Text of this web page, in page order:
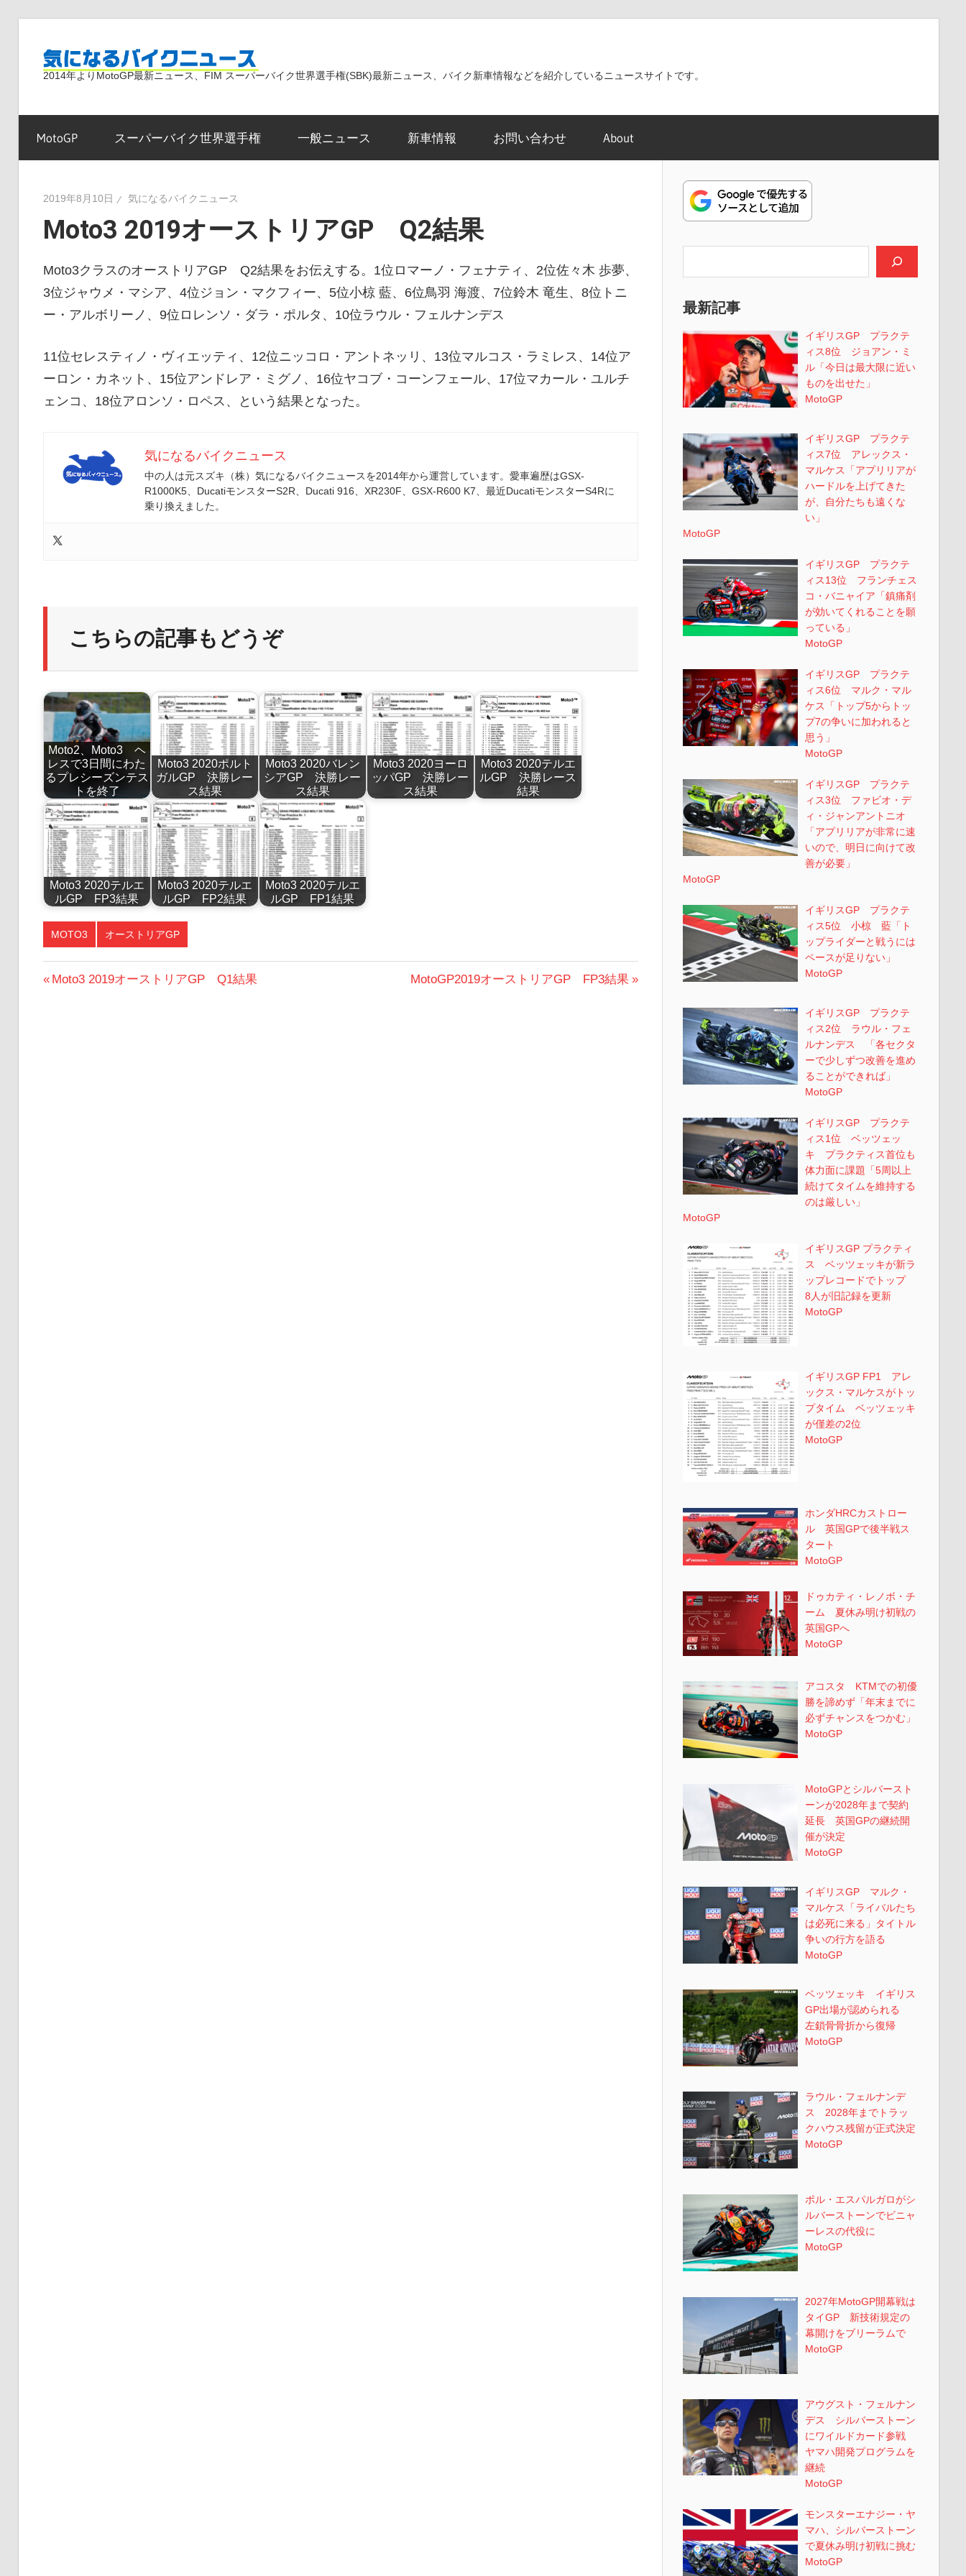
気
に
る
バ
イ
ク
ニ
ス
2014年よりMotoGP最新ニュース、FIM スーパーバイク世界選手権(SBK)最新ニュース、バイク新車情報などを紹介しているニュースサイトです。
MotoGP スーパーバイク世界選手権 一般ニュース 新車情報 お問い合わせ About
2019年8月10日 気になるバイクニュース
Moto3 2019オーストリアGP Q2結果
Moto3クラスのオーストリアGP Q2結果をお伝えする。1位ロマーノ・フェナティ、2位佐々木 歩夢、
3位ジャウメ・マシア、4位ジョン・マクフィー、5位小椋 藍、6位鳥羽 海渡、7位鈴木 竜生、8位トニ
ー・アルボリーノ、9位ロレンソ・ダラ・ポルタ、10位ラウル・フェルナンデス
11位セレスティノ・ヴィエッティ、12位ニッコロ・アントネッリ、13位マルコス・ラミレス、14位ア
ーロン・カネット、15位アンドレア・ミグノ、16位ヤコブ・コーンフェール、17位マカール・ユルチ
ェンコ、18位アロンソ・ロペス、という結果となった。
気になるバイクニュース
中の人は元スズキ（株）気になるバイクニュースを2014年から運営しています。愛車遍歴はGSX-
R1000K5、DucatiモンスターS2R、Ducati 916、XR230F、GSX-R600 K7、最近DucatiモンスターS4Rに
乗り換えました。
こちらの記事もどうぞ
Moto2、Moto3 ヘ
レスで3日間にわた
るプレシーズンテス
トを終了
Moto3 2020ポルト
ガルGP 決勝レー
ス結果
Moto3 2020バレン
シアGP 決勝レー
ス結果
Moto3 2020ヨーロ
ッパGP 決勝レー
ス結果
Moto3 2020テルエ
ルGP 決勝レース
結果
Moto3 2020テルエ
ルGP FP3結果
Moto3 2020テルエ
ルGP FP2結果
Moto3 2020テルエ
ルGP FP1結果
MOTO3 オーストリアGP
投
前
Moto3 2019オーストリアGP Q1結果
次
MotoGP2019オーストリアGP FP3結果
最新記事
イギリスGP プラクテ
ィス8位 ジョアン・ミ
ル「今日は最大限に近い
ものを出せた」
MotoGP
イギリスGP プラクテ
ィス7位 アレックス・
マルケス「アプリリアが
ハードルを上げてきた
が、自分たちも遠くな
い」
MotoGP
イギリスGP プラクテ
ィス13位 フランチェス
コ・バニャイア「鎮痛剤
が効いてくれることを願
っている」
MotoGP
イギリスGP プラクテ
ィス6位 マルク・マル
ケス「トップ5からトッ
プ7の争いに加われると
思う」
MotoGP
イギリスGP プラクテ
ィス3位 ファビオ・デ
ィ・ジャンアントニオ
「アプリリアが非常に速
いので、明日に向けて改
善が必要」
MotoGP
イギリスGP プラクテ
ィス5位 小椋 藍「ト
ップライダーと戦うには
ペースが足りない」
MotoGP
イギリスGP プラクテ
ィス2位 ラウル・フェ
ルナンデス 「各セクタ
ーで少しずつ改善を進め
ることができれば」
MotoGP
イギリスGP プラクテ
ィス1位 ベッツェッ
キ プラクティス首位も
体力面に課題「5周以上
続けてタイムを維持する
のは厳しい」
MotoGP
イギリスGP プラクティ
ス ベッツェッキが新ラ
ップレコードでトップ
8人が旧記録を更新
MotoGP
イギリスGP FP1 アレ
ックス・マルケスがトッ
プタイム ベッツェッキ
が僅差の2位
MotoGP
ホンダHRCカストロー
ル 英国GPで後半戦ス
タート
MotoGP
ドゥカティ・レノボ・チ
ーム 夏休み明け初戦の
英国GPへ
MotoGP
アコスタ KTMでの初優
勝を諦めず「年末までに
必ずチャンスをつかむ」
MotoGP
MotoGPとシルバースト
ーンが2028年まで契約
延長 英国GPの継続開
催が決定
MotoGP
イギリスGP マルク・
マルケス「ライバルたち
は必死に来る」タイトル
争いの行方を語る
MotoGP
ベッツェッキ イギリス
GP出場が認められる
左鎖骨骨折から復帰
MotoGP
ラウル・フェルナンデ
ス 2028年までトラッ
クハウス残留が正式決定
MotoGP
ポル・エスパルガロがシ
ルバーストーンでビニャ
ーレスの代役に
MotoGP
2027年MotoGP開幕戦は
タイGP 新技術規定の
幕開けをブリーラムで
MotoGP
アウグスト・フェルナン
デス シルバーストーン
にワイルドカード参戦
ヤマハ開発プログラムを
継続
MotoGP
モンスターエナジー・ヤ
マハ、シルバーストーン
で夏休み明け初戦に挑む
MotoGP